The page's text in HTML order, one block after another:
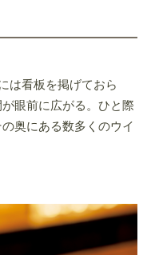
は看板を掲げておら
眼前に広がる。ひと際
奥にある数多くのウイ